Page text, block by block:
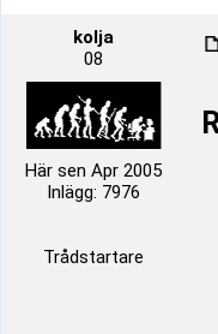
kolja
08
Här sen Apr 2005
Inlägg: 7976
Trådstartare